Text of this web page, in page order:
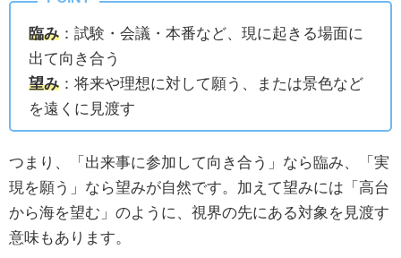
臨み ：試験・会議・本番など、現に起きる場面に
出て向き合う
望み ：将来や理想に対して願う、または景色など
を遠くに見渡す
つまり、「出来事に参加して向き合う」なら臨み、「実
現を願う」なら望みが自然です。加えて望みには「高台
から海を望む」のように、視界の先にある対象を見渡す
意味もあります。